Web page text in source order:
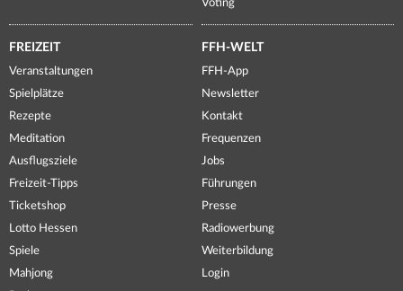
Voting
FREIZEIT
Veranstaltungen
Spielplätze
Rezepte
Meditation
Ausflugsziele
Freizeit-Tipps
Ticketshop
Lotto Hessen
Spiele
Mahjong
FFH-WELT
FFH-App
Newsletter
Kontakt
Frequenzen
Jobs
Führungen
Presse
Radiowerbung
Weiterbildung
Login